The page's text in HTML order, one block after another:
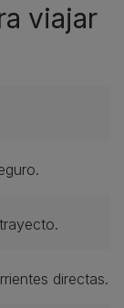
viajar
directas.